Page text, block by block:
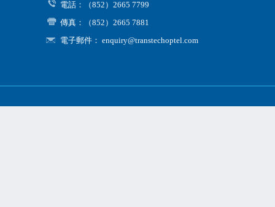
電話：（852）2665 7799
傳真：（852）2665 7881
電子郵件： enquiry@transtechoptel.com